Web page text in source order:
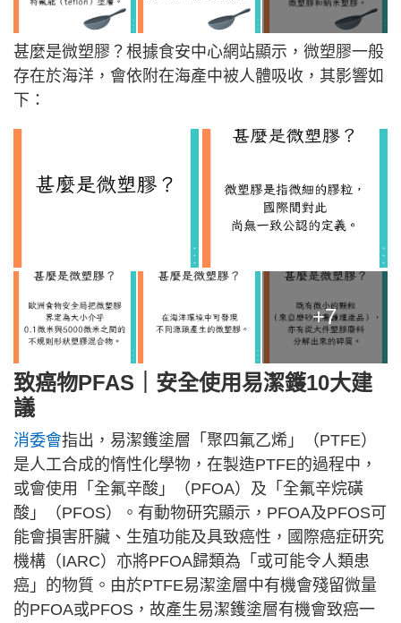
甚麼是微塑膠？根據食安中心網站顯示，微塑膠一般
存在於海洋，會依附在海產中被人體吸收，其影響如
下：
+7
致癌物PFAS｜安全使用易潔鑊10大建
議
消委會指出，易潔鑊塗層「聚四氟乙烯」（PTFE）
是人工合成的惰性化學物，在製造PTFE的過程中，
或會使用「全氟辛酸」（PFOA）及「全氟辛烷磺
酸」（PFOS）。有動物研究顯示，PFOA及PFOS可
能會損害肝臟、生殖功能及具致癌性，國際癌症研究
機構（IARC）亦將PFOA歸類為「或可能令人類患
癌」的物質。由於PTFE易潔塗層中有機會殘留微量
的PFOA或PFOS，故產生易潔鑊塗層有機會致癌一